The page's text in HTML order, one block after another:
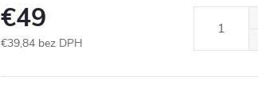
€49
€39,84 bez DPH
cena: